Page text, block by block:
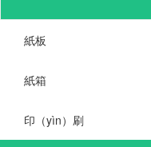
紙板
紙箱
印（yìn）刷